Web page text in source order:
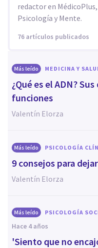
redactor en
Psicología y Mente.
76 artículos publicados
Más leído MEDICINA Y
¿Qué es el ADN?
funciones
Valentín Elorza
Más leído PSICOLOGÍA
9 consejos para
Valentín Elorza
Más leído PSICOLOGÍA
hace 4 años
'Siento que no